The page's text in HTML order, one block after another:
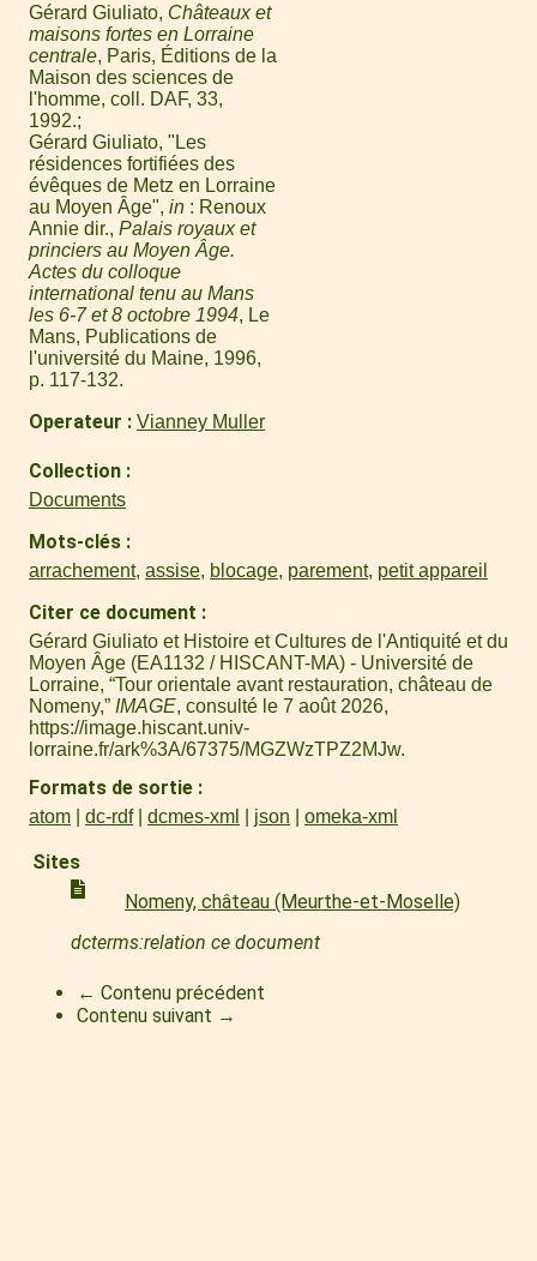
Gérard Giuliato, Châteaux et
maisons fortes en Lorraine
centrale, Paris, Éditions de la
Maison des sciences de
l'homme, coll. DAF, 33,
1992.
Gérard Giuliato, "Les
résidences fortifiées des
évêques de Metz en Lorraine
au Moyen Âge", in : Renoux
Annie dir., Palais royaux et
princiers au Moyen Âge.
Actes du colloque
international tenu au Mans
les 6-7 et 8 octobre 1994, Le
Mans, Publications de
l'université du Maine, 1996,
p. 117-132.
Operateur Vianney Muller
Collection
Documents
Mots-clés
arrachement, assise, blocage, parement, petit appareil
Citer ce document
Gérard Giuliato et Histoire et Cultures de l'Antiquité et du
Moyen Âge (EA1132 / HISCANT-MA) - Université de
Lorraine, “Tour orientale avant restauration, château de
Nomeny,” IMAGE, consulté le 7 août 2026,
https://image.hiscant.univ-
lorraine.fr/ark%3A/67375/MGZWzTPZ2MJw.
Formats de sortie
atom dc-rdf dcmes-xml json omeka-xml
Sites
Nomeny, château (Meurthe-et-Moselle)
dcterms:relation ce document
← Contenu précédent
Contenu suivant →